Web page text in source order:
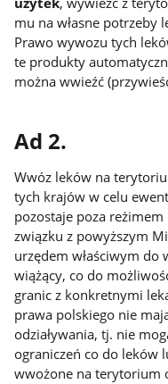
mu na własne potrzeby
Prawo wywozu tych
te produkty
można wwieźć
Ad 2.
Wwóz leków na
tych krajów w celu
pozostaje poza
związku z powyższym
urzędem właściwym do
wiążący, co do
granic z konkretnymi
prawa polskiego nie
odziaływania, tj. nie
ograniczeń co do leków
wwożone na terytorium